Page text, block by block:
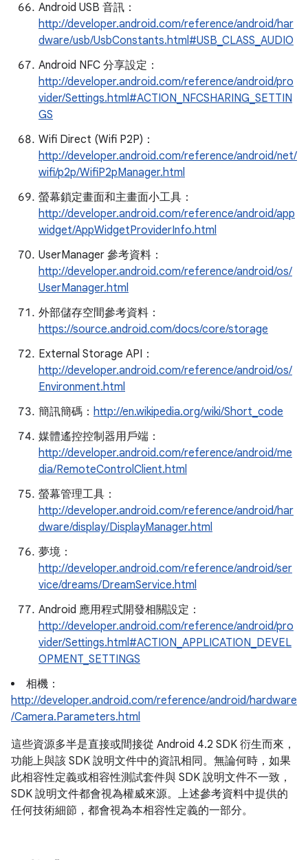
Android USB 音訊：
http://developer.android.com/reference/android/har
dware/usb/UsbConstants.html#USB_CLASS_AUDIO
Android NFC 分享設定：
http://developer.android.com/reference/android/pro
vider/Settings.html#ACTION_NFCSHARING_SETTIN
GS
Wifi Direct (Wifi P2P)：
http://developer.android.com/reference/android/net/
wifi/p2p/WifiP2pManager.html
螢幕鎖定畫面和主畫面小工具：
http://developer.android.com/reference/android/app
widget/AppWidgetProviderInfo.html
UserManager 參考資料：
http://developer.android.com/reference/android/os/
UserManager.html
外部儲存空間參考資料：
https://source.android.com/docs/core/storage
External Storage API：
http://developer.android.com/reference/android/os/
Environment.html
簡訊簡碼： http://en.wikipedia.org/wiki/Short_code
媒體遙控控制器用戶端：
http://developer.android.com/reference/android/me
dia/RemoteControlClient.html
螢幕管理工具：
http://developer.android.com/reference/android/har
dware/display/DisplayManager.html
夢境：
http://developer.android.com/reference/android/ser
vice/dreams/DreamService.html
Android 應用程式開發相關設定：
http://developer.android.com/reference/android/pro
vider/Settings.html#ACTION_APPLICATION_DEVEL
OPMENT_SETTINGS
相機：
http://developer.android.com/reference/android/hardware
/Camera.Parameters.html
這些資源多半是直接或間接從 Android 4.2 SDK 衍生而來，
功能上與該 SDK 說明文件中的資訊相同。無論何時，如果
此相容性定義或相容性測試套件與 SDK 說明文件不一致，
SDK 說明文件都會視為權威來源。上述參考資料中提供的
任何技術細節，都會視為本相容性定義的一部分。